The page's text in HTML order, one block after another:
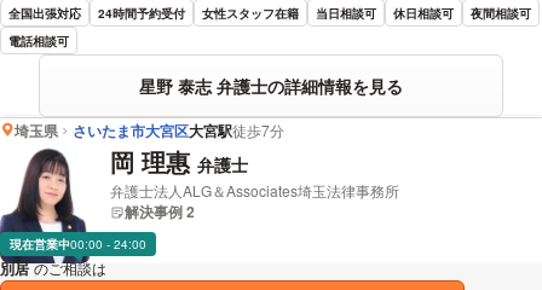
全国出張対応 24時間予約受付 女性スタッフ在籍 当日相談可 休日相談可
夜間相談可
電話相談可
星野 泰志 弁護士の詳細情報を見る
埼玉県 さいたま市大宮区大宮駅徒歩7分
岡 理惠 弁護士
弁護士法人ALG＆Associates埼玉法律事務所
解決事例 2
現在営業中00:00 - 24:00
別居 のご相談は